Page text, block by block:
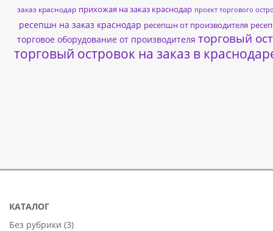
заказ краснодар прихожая на заказ краснодар проект торгового
ресепшн на заказ краснодар ресепшн от производителя
торговое оборудование от производителя торговый
торговый островок на заказ в
КАТАЛОГ
Без рубрики (3)